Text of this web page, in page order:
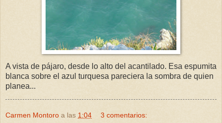
A vista de pájaro, desde lo alto del acantilado. Esa espumita
blanca sobre el azul turquesa pareciera la sombra de quien
planea...
Carmen Montoro a las 1:04 3 comentarios: